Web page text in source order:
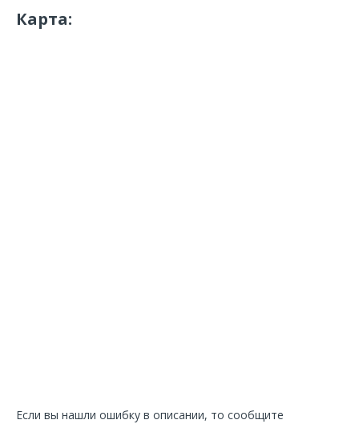
Карта:
Если вы нашли ошибку в описании, то сообщите